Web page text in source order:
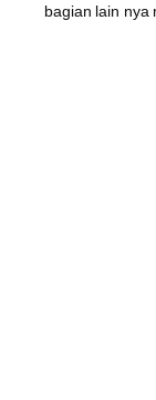
bagian lain nya